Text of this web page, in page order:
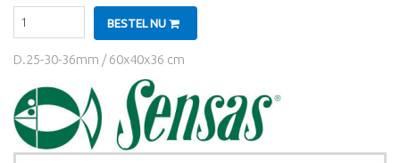
BESTEL NU
D.25-30-36mm / 60x40x36 cm